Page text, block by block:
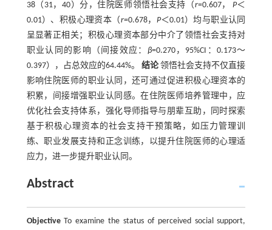
38（31，40）分，住院医师领悟社会支持（r=0.607，P＜
0.01）、积极心理资本（r=0.678， P＜0.01）均与职业认同
呈显著正相关；积极心理资本部分中介了领悟社会支持对
职业认同的影响（间接效应： β=0.270，95%CI：0.173～
0.397），占总效应的64.44%。 结论领悟社会支持不仅直接
影响住院医师的职业认同，还可通过促进积极心理资本的
积累，间接增强职业认同感。在住院医师培养管理中，应
优化社会支持体系，强化导师指导与朋辈互助，同时探索
基于积极心理资本的社会支持干预策略，如压力管理训
练、职业发展支持和正念训练，以提升住院医师的心理适
应力，进一步提升职业认同。
Abstract
ObjectiveTo examine the status of perceived social support,